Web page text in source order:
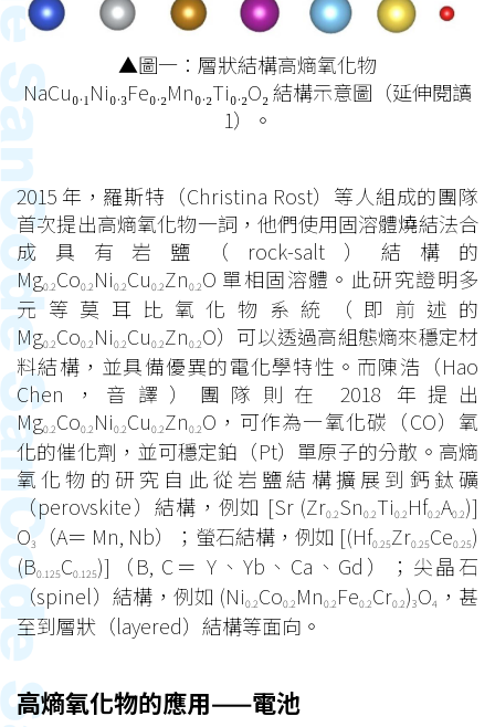
▲圖一：層狀結構高熵氧化物
NaCu₀.₁Ni₀.₃Fe₀.₂Mn₀.₂Ti₀.₂O₂ 結構示意圖（延伸閱讀
1）。
2015 年，羅斯特（Christina Rost）等人組成的團隊
首次提出高熵氧化物一詞，他們使用固溶體燒結法合
成具有岩鹽（rock-salt）結構的
Mg0.2Co0.2 Ni0.2Cu0.2Zn0.2O 單相固溶體。此研究證明多
元等莫耳比氧化物系統（即前述的
Mg0.2Co0.2 Ni0.2Cu0.2Zn0.2O）可以透過高組態熵來穩定材
料結構，並具備優異的電化學特性。而陳浩（Hao
Chen，音譯）團隊則在 2018 年提出
Mg0.2Co0.2 Ni0.2Cu0.2Zn0.2O，可作為一氧化碳（CO）氧
化的催化劑，並可穩定鉑（Pt）單原子的分散。高熵
氧化物的研究自此從岩鹽結構擴展到鈣鈦礦
（perovskite）結構，例如 [Sr (Zr0.2Sn0.2Ti0.2 Hf0.2A0.2)]
O3（A＝ Mn, Nb）；螢石結構，例如 [(Hf0.25Zr0.25Ce0.25)
(B0.125C0.125)]（B, C＝ Y、Yb、Ca、Gd）；尖晶石
（spinel）結構，例如 (Ni0.2Co0.2 Mn0.2 Fe0.2Cr0.2)3O4
，甚
至到層狀（layered）結構等面向。
高熵氧化物的應用——電池